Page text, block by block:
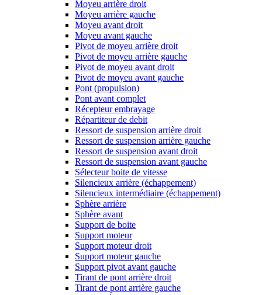
Moyeu arrière droit
Moyeu arrière gauche
Moyeu avant droit
Moyeu avant gauche
Pivot de moyeu arrière droit
Pivot de moyeu arrière gauche
Pivot de moyeu avant droit
Pivot de moyeu avant gauche
Pont (propulsion)
Pont avant complet
Récepteur embrayage
Répartiteur de debit
Ressort de suspension arrière droit
Ressort de suspension arrière gauche
Ressort de suspension avant droit
Ressort de suspension avant gauche
Sélecteur boite de vitesse
Silencieux arrière (échappement)
Silencieux intermédiaire (échappement)
Sphère arrière
Sphère avant
Support de boite
Support moteur
Support moteur droit
Support moteur gauche
Support pivot avant gauche
Tirant de pont arrière droit
Tirant de pont arrière gauche